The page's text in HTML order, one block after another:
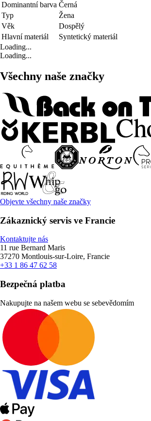
Dominantní barva Černá
Typ
Žena
Věk
Dospělý
Hlavní materiál
Syntetický materiál
Loading...
Loading...
Všechny naše značky
Objevte všechny naše značky
Zákaznický servis ve Francie
Kontaktujte nás
11 rue Bernard Maris
37270 Montlouis-sur-Loire, Francie
+33 1 86 47 62 58
Bezpečná platba
Nakupujte na našem webu se sebevědomím